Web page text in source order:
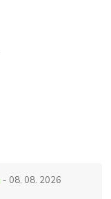
- 08. 08. 2026